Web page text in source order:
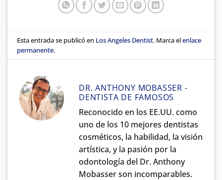
Esta entrada se publicó en Los Angeles Dentist. Marca elenlace
permanente.
DR. ANTHONY MOBASSER -
DENTISTA DE FAMOSOS
Reconocido en los EE.UU. como
uno de los 10 mejores dentistas
cosméticos, la habilidad, la visión
artística, y la pasión por la
odontología del Dr. Anthony
Mobasser son incomparables.